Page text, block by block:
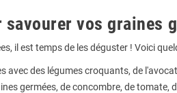
vos graines
il est temps de les déguster ! Voici
avec des légumes croquants, de
germées, de concombre, de tomate,